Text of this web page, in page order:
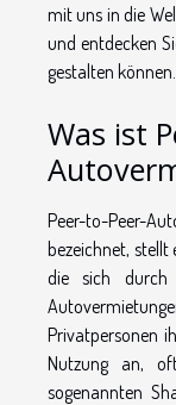
mit uns in die
und entdecken
gestalten können.
Was ist
Peer-to-Peer-
bezeichnet, stellt
die sich durch
Privatpersonen
Nutzung an,
sogenannten